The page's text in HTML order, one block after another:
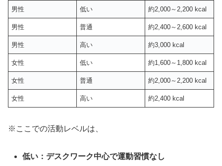
男性 低い 約2,000～2,200 kcal
男性 普通 約2,400～2,600 kcal
男性 高い 約3,000 kcal
女性 低い 約1,600～1,800 kcal
女性 普通 約2,000～2,200 kcal
女性 高い 約2,400 kcal
※ここでの活動レベルは、
低い：デスクワーク中心で運動習慣なし